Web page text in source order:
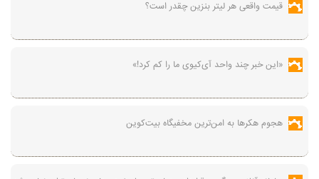
قیمت واقعی هر لیتر بنزین چقدر است؟
«این خبر چند واحد آی‌کیوی ما را کم کرد!»
هجوم هکرها به امن‌ترین مخفیگاه بیت‌کوین